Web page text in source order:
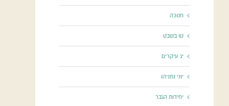
חנוכה
טו בשבט
יג עיקרים
יוני נתניהו
יחידות הגבר